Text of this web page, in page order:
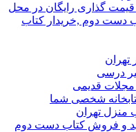
گذاری رایگان در محل
دست دوم ,خریدار کتاب
تهران
درسی
قدیمی
شخصی شما
منزل تهران
و فروش کتاب دست دوم